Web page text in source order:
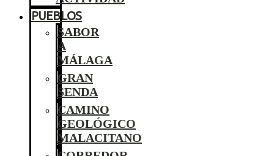
PUEBLOS
SABOR
A
MÁLAGA
GRAN
SENDA
CAMINO
GEOLÓGICO
MALACITANO